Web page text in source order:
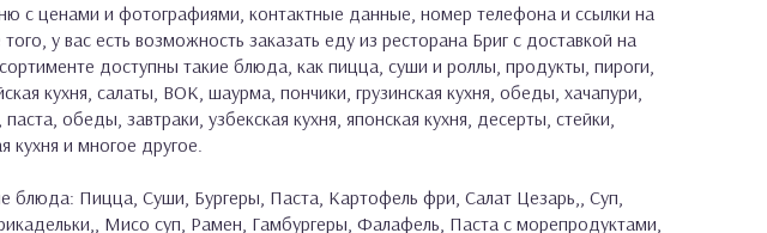
с ценами и фотографиями, контактные данные, номер телефона и ссылки на
у вас есть возможность заказать еду из ресторана Бриг с доставкой на
доступны такие блюда, как пицца, суши и роллы, продукты, пироги,
кухня, салаты, ВОК, шаурма, пончики, грузинская кухня, обеды, хачапури,
обеды, завтраки, узбекская кухня, японская кухня, десерты, стейки,
кухня и многое другое.
блюда: Пицца, Суши, Бургеры, Паста, Картофель фри, Салат Цезарь,, Суп,
Мисо суп, Рамен, Гамбургеры, Фалафель, Паста с морепродуктами,